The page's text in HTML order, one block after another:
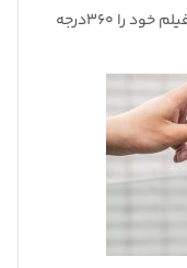
سه خود را به هر سطحی آویزان کنید و فیلم خود را 360درجه